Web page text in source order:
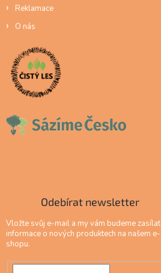
Reklamace
O nás
Odebírat newsletter
Vložte svůj e-mail a my vám budeme zasílat
informace o nových produktech na našem e-
shopu.